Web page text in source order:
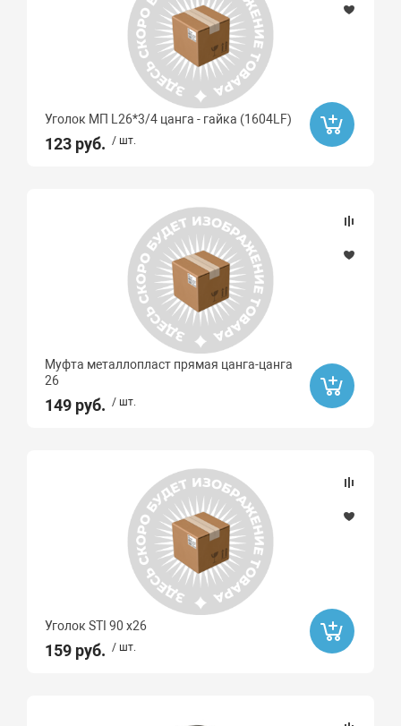
Уголок МП L26*3/4 цанга - гайка (1604LF)
123 руб. / шт.
Муфта металлопласт прямая цанга-цанга
26
149 руб. / шт.
Уголок STI 90 х26
159 руб. / шт.